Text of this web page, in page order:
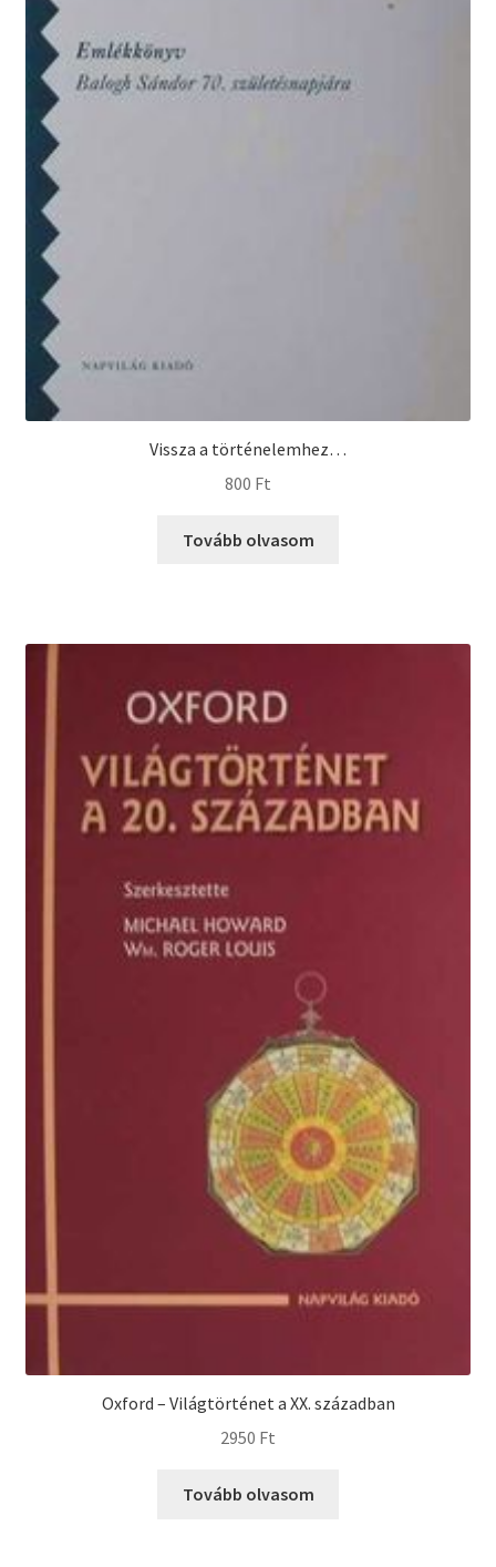
Vissza a történelemhez…
800 Ft
Tovább olvasom
Oxford – Világtörténet a XX. században
2950 Ft
Tovább olvasom